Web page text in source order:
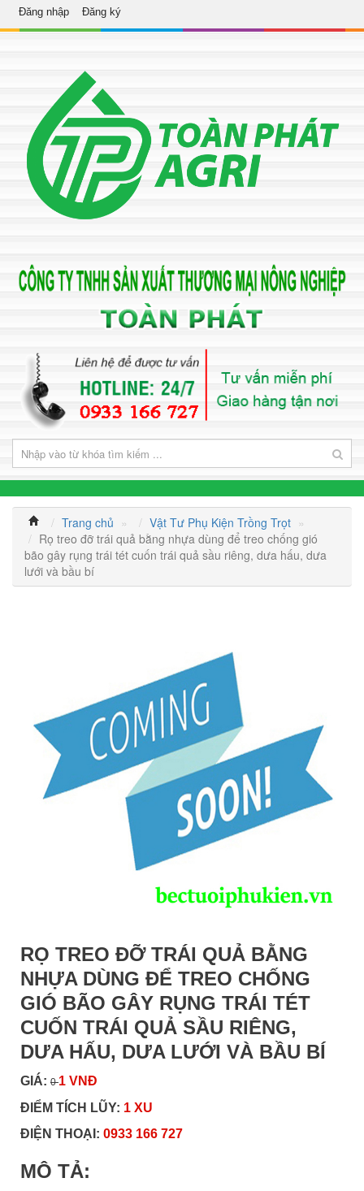
Đăng nhập Đăng ký
Trang chủ » Vật Tư Phụ Kiện Trồng Trọt »
Rọ treo đỡ trái quả bằng nhựa dùng để treo chống gió
bão gây rụng trái tét cuốn trái quả sầu riêng, dưa hấu, dưa
lưới và bầu bí
RỌ TREO ĐỠ TRÁI QUẢ BẰNG
NHỰA DÙNG ĐỂ TREO CHỐNG
GIÓ BÃO GÂY RỤNG TRÁI TÉT
CUỐN TRÁI QUẢ SẦU RIÊNG,
DƯA HẤU, DƯA LƯỚI VÀ BẦU BÍ
GIÁ: 01 VNĐ
ĐIỂM TÍCH LŨY: 1 XU
ĐIỆN THOẠI: 0933 166 727
MÔ TẢ: